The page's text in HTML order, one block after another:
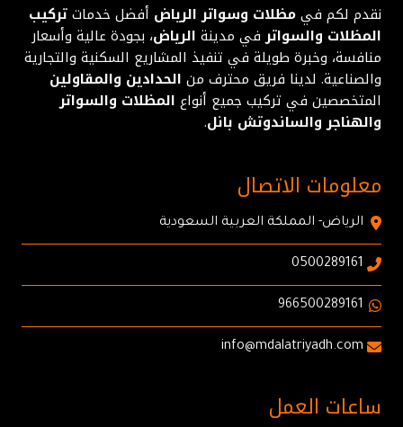
نقدم لكم فيمظلات وسواتر الرياض أفضل خدماتتركيب
المظلات والسواترفي مدينة الرياض، بجودة عالية وأسعار
منافسة، وخبرة طويلة في تنفيذ المشاريع السكنية والتجارية
والصناعية. لدينا فريق محترف من الحدادين والمقاولين
المتخصصين في تركيب جميع أنواع المظلات والسواتر
والهناجر والساندوتش بانل.
معلومات الاتصال
الرياض- المملكة العربية السعودية
0500289161
966500289161
info@mdalatriyadh.com
ساعات العمل